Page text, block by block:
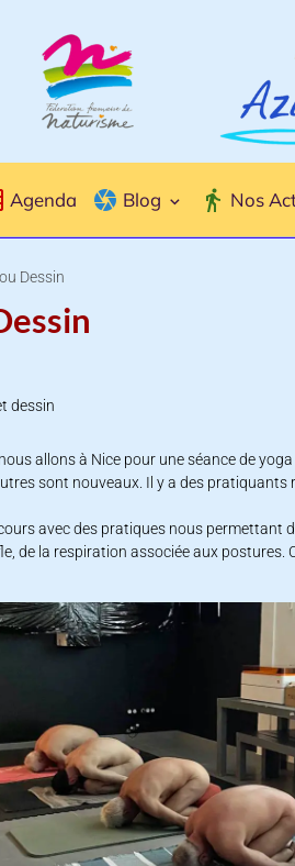
Agenda Blog Nos
Dessin
dessin
allons à Nice pour une séance de
sont nouveaux. Il y a des
avec des pratiques nous permettant
de la respiration associée aux postures.